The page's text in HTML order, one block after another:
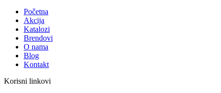
Početna
Akcija
Katalozi
Brendovi
O nama
Blog
Kontakt
Korisni linkovi